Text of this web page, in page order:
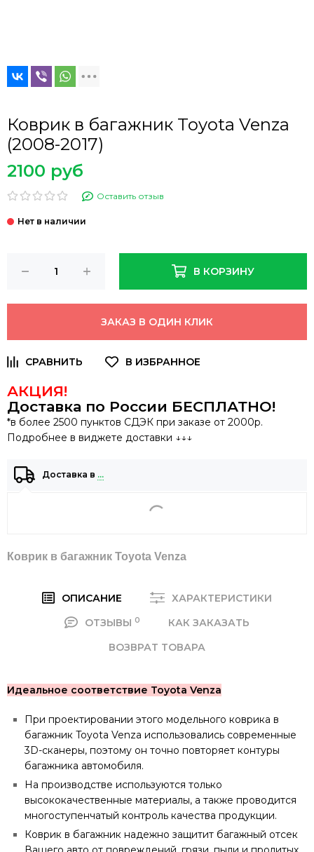
Коврик в багажник Toyota Venza
(2008-2017)
2100 руб
Оставить отзыв
В КОРЗИНУ
ЗАКАЗ В ОДИН КЛИК
АКЦИЯ!
Доставка по России БЕСПЛАТНО!
*в более 2500 пунктов СДЭК при заказе от 2000р.
Подробнее в виджете доставки ↓↓↓
Доставка в …
Коврик в багажник Toyota Venza
ОПИСАНИЕ
ХАРАКТЕРИСТИКИ
ОТЗЫВЫ 0
КАК ЗАКАЗАТЬ
ВОЗВРАТ ТОВАРА
Идеальное соответствие Toyota Venza
При проектировании этого модельного коврика в
багажник Toyota Venza использовались современные
3D-сканеры, поэтому он точно повторяет контуры
багажника автомобиля.
На производстве используются только
высококачественные материалы, а также проводится
многоступенчатый контроль качества продукции.
Коврик в багажник надежно защитит багажный отсек